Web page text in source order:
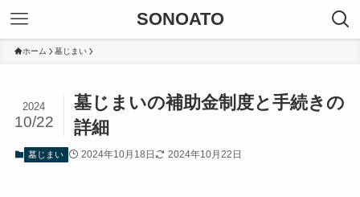
SONOATO
ホーム 墓じまい
墓じまいの補助金制度と手続きの
詳細
2024
10/22
墓じまい 2024年10月18日 2024年10月22日